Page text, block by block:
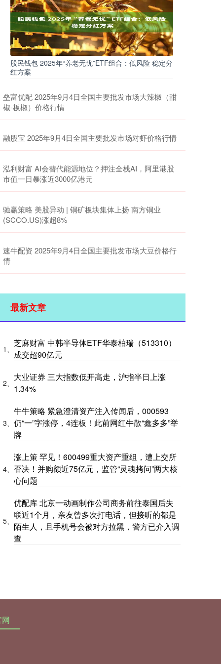
股民钱包 2025年“养老无忧”ETF组合：低风险 稳定分
红方案
垒富优配 2025年9月4日全国主要批发市场大辣椒（甜
椒-板椒）价格行情
融股宝 2025年9月4日全国主要批发市场对虾价格行情
泓利财富 AI会替代能源地位？押注全栈AI，阿里港股
市值一日暴涨近3000亿港元
驰赢策略 美股异动 | 铜矿板块集体上扬 南方铜业
(SCCO.US)涨超8%
速牛配资 2025年9月4日全国主要批发市场大豆价格行
情
最新文章
1、
芝麻财富 中韩半导体ETF华泰柏瑞（513310）
成交超90亿元
2、
大业证券 三大指数低开高走，沪指半日上涨
1.34%
3、
牛牛策略 紧急澄清资产注入传闻后，000593
仍“一”字涨停，4连板！此前网红牛散“鑫多多”举
牌
4、
涨上策 罕见！600499重大资产重组，遭上交所
否决！并购额近75亿元，监管“灵魂拷问”两大核
心问题
5、
优配库 北京一动画制作公司商务前往泰国后失
联近1个月，亲友曾多次打电话，但接听的都是
陌生人，且手机号会被对方拉黑，警方已介入调
查